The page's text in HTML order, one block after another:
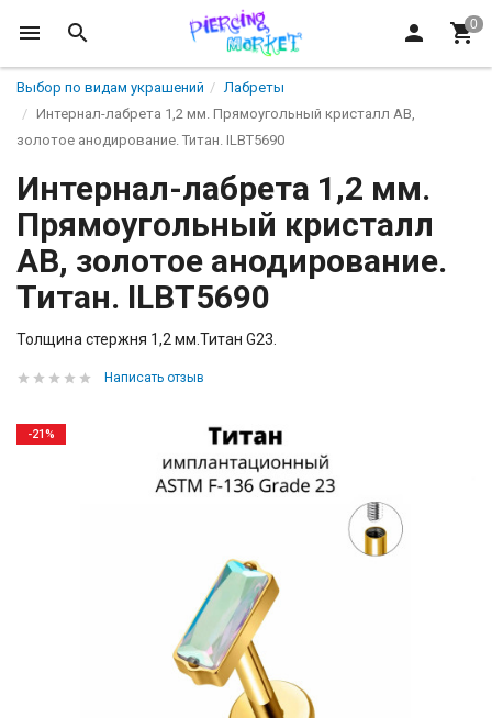
Выбор по видам украшений
Лабреты
Интернал-лабрета 1,2 мм. Прямоугольный кристалл AB,
золотое анодирование. Титан. ILBT5690
Интернал-лабрета 1,2 мм.
Прямоугольный кристалл
AB, золотое анодирование.
Титан. ILBT5690
Толщина стержня 1,2 мм.Титан G23.
Написать отзыв
-21%